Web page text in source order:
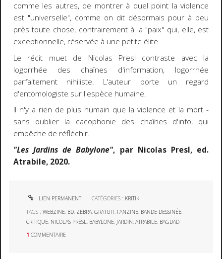
comme les autres, de montrer à quel point la violence
est "universelle", comme on dit désormais pour à peu
près toute chose, contrairement à la "paix" qui, elle, est
exceptionnelle, réservée à une petite élite.
Le récit muet de Nicolas Presl contraste avec la
logorrhée des chaînes d'information, logorrhée
parfaitement nihiliste. L'auteur porte un regard
d'entomologiste sur l'espèce humaine.
Il n'y a rien de plus humain que la violence et la mort -
sans oublier la cacophonie des chaînes d'info, qui
empêche de réfléchir.
"Les Jardins de Babylone", par Nicolas Presl, ed.
Atrabile, 2020.
LIEN PERMANENT CATÉGORIES : KRITIK
TAGS :WEBZINE, BD, ZÉBRA,GRATUIT, FANZINE, BANDE-DESSINÉE,
CRITIQUE, NICOLAS PRESL , BABYLONE, JARDIN,ATRABILE, BAGDAD
1 COMMENTAIRE